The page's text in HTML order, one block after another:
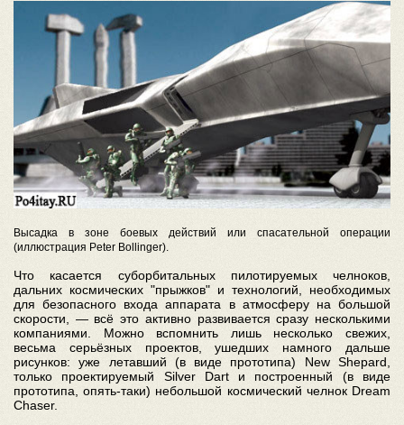
Высадка в зоне боевых действий или спасательной операции
(иллюстрация Peter Bollinger).
Что касается суборбитальных пилотируемых челноков,
дальних космических "прыжков" и технологий, необходимых
для безопасного входа аппарата в атмосферу на большой
скорости, — всё это активно развивается сразу несколькими
компаниями. Можно вспомнить лишь несколько свежих,
весьма серьёзных проектов, ушедших намного дальше
рисунков: уже летавший (в виде прототипа) New Shepard,
только проектируемый Silver Dart и построенный (в виде
прототипа, опять-таки) небольшой космический челнок Dream
Chaser.